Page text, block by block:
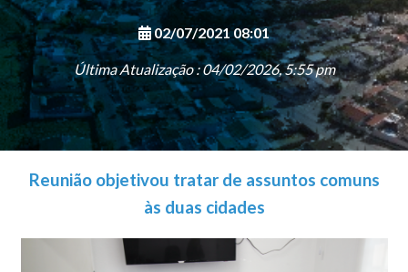
02/07/2021 08:01
Última Atualização : 04/02/2026, 5:55 pm
Reunião objetivou tratar de assuntos comuns
às duas cidades